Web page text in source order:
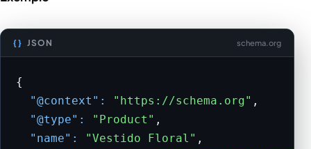
JSON schema.org
{
"@context":
"https://schema.org" ,
"@type":
"Product" ,
"name":
"Vestido Floral" ,